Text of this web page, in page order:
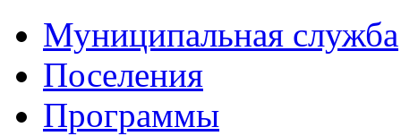
Муниципальная служба
Поселения
Программы